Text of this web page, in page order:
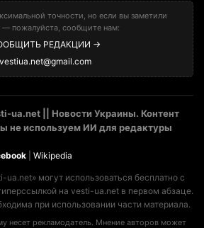
точности, но если вы заметили
пожалуйста, сообщите нам:
РЕДАКЦИИ →
vestiua.net@gmail.com
ua.net || Новости Украины. Контент
не используем ИИ для редактуры
Wikipedia
ua.net» могут использоваться бесплатно с
на vesti-ua.net в первом абзаце.
при использовании части материала.
несет рекламодатель. Мнение авторов может